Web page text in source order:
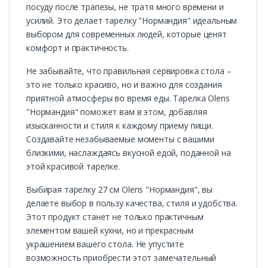
посуду после трапезы, не тратя много времени и
усилий. Это делает тарелку "Нормандия" идеальным
выбором для современных людей, которые ценят
комфорт и практичность.
Не забывайте, что правильная сервировка стола –
это не только красиво, но и важно для создания
приятной атмосферы во время еды. Тарелка Olens
"Нормандия" поможет вам в этом, добавляя
изысканности и стиля к каждому приему пищи.
Создавайте незабываемые моменты с вашими
близкими, наслаждаясь вкусной едой, поданной на
этой красивой тарелке.
Выбирая тарелку 27 см Olens "Нормандия", вы
делаете выбор в пользу качества, стиля и удобства.
Этот продукт станет не только практичным
элементом вашей кухни, но и прекрасным
украшением вашего стола. Не упустите
возможность приобрести этот замечательный